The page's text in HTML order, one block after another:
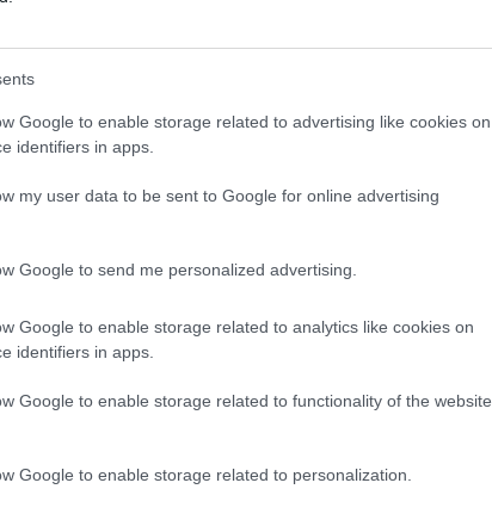
Google to enable storage related to advertising like cookies on
identifiers in apps.
my user data to be sent to Google for online advertising
Google to send me personalized advertising.
Google to enable storage related to analytics like cookies on
identifiers in apps.
Google to enable storage related to functionality of the website
Google to enable storage related to personalization.
09:45